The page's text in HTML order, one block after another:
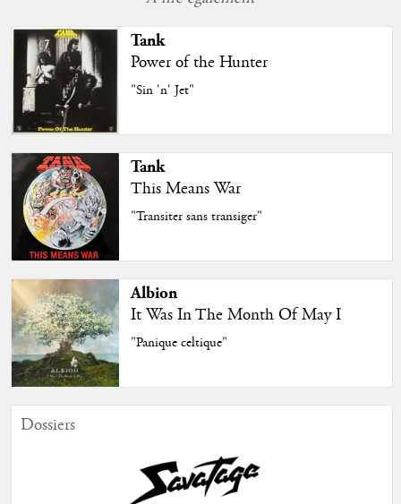
Tank
Power of the Hunter
"Sin 'n' Jet"
Tank
This Means War
"Transiter sans transiger"
Albion
It Was In The Month Of May I
"Panique celtique"
Dossiers